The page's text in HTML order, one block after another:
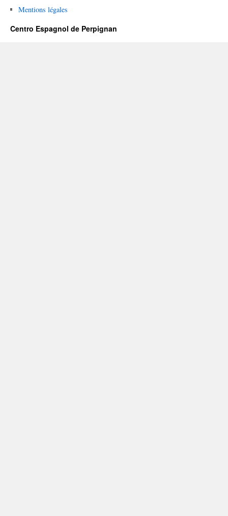
Mentions légales
Centro Espagnol de Perpignan